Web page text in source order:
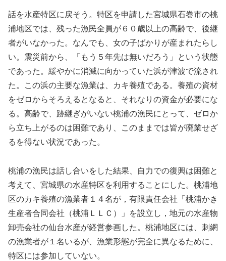
話を水産特区に戻そう。特区を申請した宮城県石巻市の桃
浦地区では、残った漁民全員が６０歳以上の高齢で、後継
者がいなかった。なんでも、女の子ばかりが産まれたらし
い。震災前から、「もう５年先は無いだろう」という状態
であった。緩やかに消滅に向かっていた浜が津波で流され
た。この浜の主要な漁業は、カキ養殖である。養殖の資材
をゼロからそろえるとなると、それなりの資金が必要にな
る。高齢で、跡継ぎがいない桃浦の漁民にとって、ゼロか
ら立ち上がるのは困難であり、このままでは皆が廃業せざ
るを得ない状況であった。
桃浦の漁民は話し合いをした結果、自力での復興は困難と
考えて、宮城県の水産特区を利用することにした。桃浦地
区のカキ養殖の漁業者１４名が，有限責任会社「桃浦かき
生産者合同会社（桃浦ＬＬＣ）」を設立し，地元の水産物
卸売会社の仙台水産が経営参画した。桃浦地区には、刺網
の漁業者が１名いるが、漁業形態が完全に異なるために、
特区には参加していない。